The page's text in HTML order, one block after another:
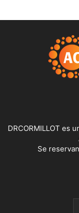
DRCORMILLOT es
Se